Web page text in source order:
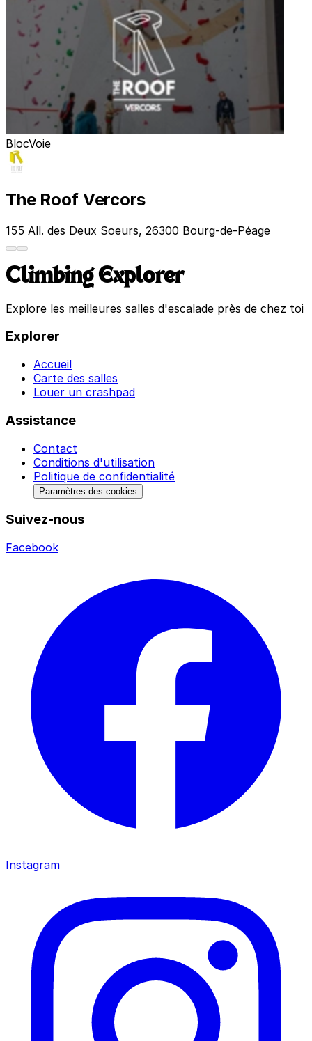
BlocVoie
The Roof Vercors
155 All. des Deux Soeurs, 26300 Bourg-de-Péage
Climbing Explorer
Explore les meilleures salles d'escalade près de chez toi
Explorer
Accueil
Carte des salles
Louer un crashpad
Assistance
Contact
Conditions d'utilisation
Politique de confidentialité
Paramètres des cookies
Suivez-nous
Facebook
Instagram